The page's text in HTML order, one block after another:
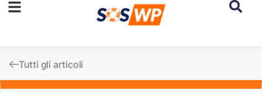
Tutti gli articoli